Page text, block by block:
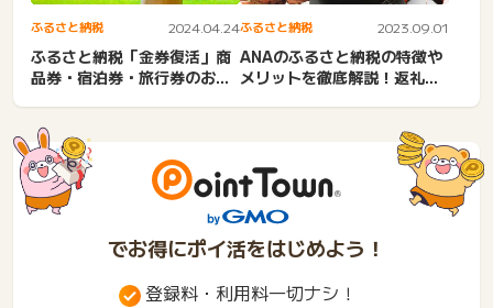
ふるさと納税 2024.04.24
ふるさと納税「金券復活」商
品券・宿泊券・旅行券のおす
ふるさと納税 2023.09.01
ANAのふるさと納税の特徴や
メリットを徹底解説！返礼品
でお得にポイ活をはじめよう！
登録料・利用料一切ナシ！